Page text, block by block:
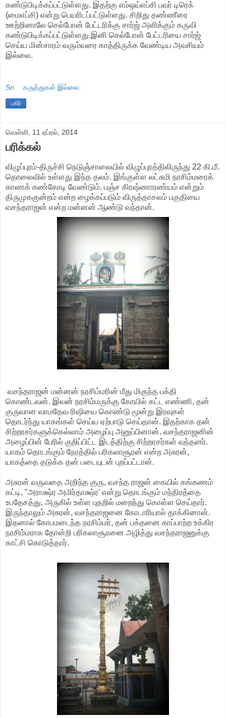
கண்டுபிடிக்கப்பட்டுள்ளது. இதற்கு எம்ஒய்எப்சி பவர் டிரெக்
(மைஎப்சி) என்று பெயரிடப்பட்டுள்ளது. சிறிது தண்ணீரை
ஊற்றினாலே செல்போன் பேட்டரிக்கு சார்ஜ் அளிக்கும் கருவி
கண்டுபிடிக்கப்பட்டுள்ளது.இனி செல்போன் பேட்டரியை சார்ஜ்
செய்ய மின்சாரம் வரும்வரை காத்திருக்க வேண்டிய அவசியம்
இல்லை.
Sri கருத்துகள் இல்லை:
பகிர்
வெள்ளி, 11 ஏப்ரல், 2014
பரிக்கல்
விழுப்புரம்-திருச்சி நெடுஞ்சாலையில் விழுப்புரத்திலிருந்து 22 கி.மீ.
தொலைவில் உள்ளது இந்த தலம். இங்குள்ள லட்சுமி நரசிம்மரைக்
காணக் கண்கோடி வேண்டும். பஞ்ச கிரஷ்ணாரண்யம் என்றும்
திருமுககுன்றம் என்ற ழைக்கப்படும் விருத்தாசலம் பகுதியை
வசந்தராஜன் என்ற மன்னன் ஆண்டு வந்தான்.
வசந்தராஜன் மன்னன் நரசிம்மரின் மீது மிகுந்த பக்தி
கொண்டவன். இவன் நரசிம்மருக்கு கோயில் கட்ட எண்ணி, தன்
குருவான வாமதேவ ரிஷியை கொண்டு மூன்று இரவுகள்
தொடர்ந்து யாகங்கள் செய்ய ஏற்பாடு செய்தான். இதற்காக தன்
சிற்றரசர்களுக்கெல்லாம் அழைப்பு அனுப்பினான். வசந்தராஜனின்
அழைப்பின் பேரில் குறிப்பிட்ட இடத்திற்கு சிற்றரசர்கள் வந்தனர்.
யாகம் தொடங்கும் நேரத்தில் பரிகலாசூரன் என்ற அசுரன்,
யாகத்தை தடுக்க தன் படையுடன் புறப்பட்டான்.
அசுரன் வருவதை அறிந்த குரு, வசந்த ராஜன் கையில் கங்கணம்
கட்டி, "அராக்ஷ்ர அமிர்தாக்ஷ்ர' என்று தொடங்கும் மந்திரத்தை
உபதேசத்து, அருகில் உள்ள புதறில் மறைந்து கொள்ள செய்தார்.
இருந்தாலும் அசுரன், வசந்தராஜனை கோடாரியால் தாக்கினான்.
இதனால் கோபமடைந்த நரசிம்மர், தன் பக்தனை காப்பாற்ற உக்கிர
நரசிம்மராக தோன்றி பரிகலாசூரனை அழித்து வசந்தராஜனுக்கு
காட்சி கொடுத்தார்.